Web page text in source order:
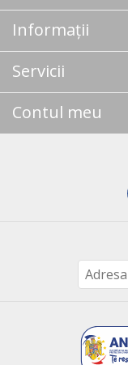
Informații
Servicii
Contul meu